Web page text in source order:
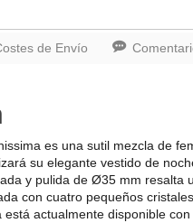
de Envío
es una sutil mezcla de
su elegante vestido de
y pulida de Ø35 mm resalta
con cuatro pequeños
actualmente disponible